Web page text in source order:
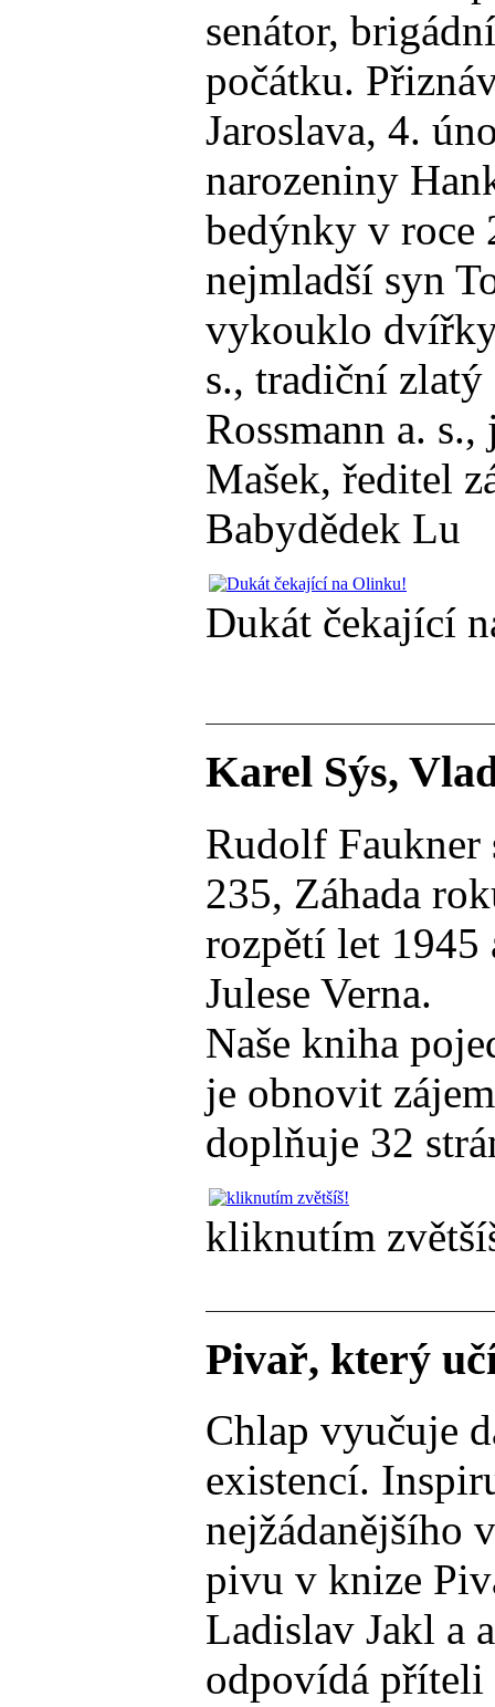
senátor,
počátku.
Jaroslava, 4.
narozeniny
bedýnky v roce
nejmladší syn
vykouklo dvířky
s., tradiční
Rossmann a.
Mašek, ředitel
Babydědek Lu
Dukát čekající
Karel Sýs,
Rudolf Faukner
235, Záhada
rozpětí let 1945
Julese Verna.
Naše kniha
je obnovit
doplňuje 32
kliknutím
Pivař, který
Chlap vyučuje
existencí.
nejžádanějšího
pivu v knize
Ladislav Jakl a
odpovídá